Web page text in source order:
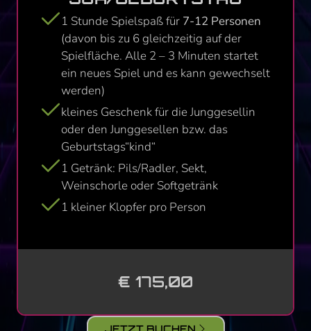
1 Stunde Spielspaß für 7-12 Personen
(davon bis zu 6 gleichzeitig auf der
Spielfläche. Alle 2 – 3 Minuten startet
ein neues Spiel und es kann gewechselt
werden)
kleines Geschenk für die Junggesellin
oder den Junggesellen bzw. das
Geburtstags“kind“
1 Getränk: Pils/Radler, Sekt,
Weinschorle oder Softgetränk
1 kleiner Klopfer pro Person
€ 175,00
JETZT BUCHEN